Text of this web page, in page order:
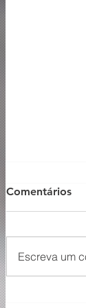
Comentários
Escreva um